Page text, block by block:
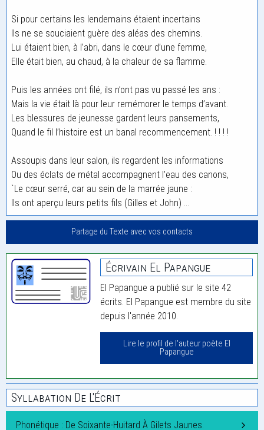
Si pour certains les lendemains étaient incertains
Ils ne se souciaient guère des aléas des chemins.
Lui étaient bien, à l’abri, dans le cœur d’une femme,
Elle était bien, au chaud, à la chaleur de sa flamme.
Puis les années ont filé, ils n’ont pas vu passé les ans :
Mais la vie était là pour leur remémorer le temps d’avant.
Les blessures de jeunesse gardent leurs pansements,
Quand le fil l’histoire est un banal recommencement. ! ! ! !
Assoupis dans leur salon, ils regardent les informations
Ou des éclats de métal accompagnent l’eau des canons,
`Le cœur serré, car au sein de la marrée jaune :
Ils ont aperçu leurs petits fils (Gilles et John) …
Partage du Texte avec vos contacts
Écrivain El Papangue
El Papangue a publié sur le site 42
écrits. El Papangue est membre du site
depuis l'année 2010.
Lire le profil de l'auteur poète El
Papangue
Syllabation De L'Écrit
Phonétique : De Soixante-Huitard À Gilets Jaunes.